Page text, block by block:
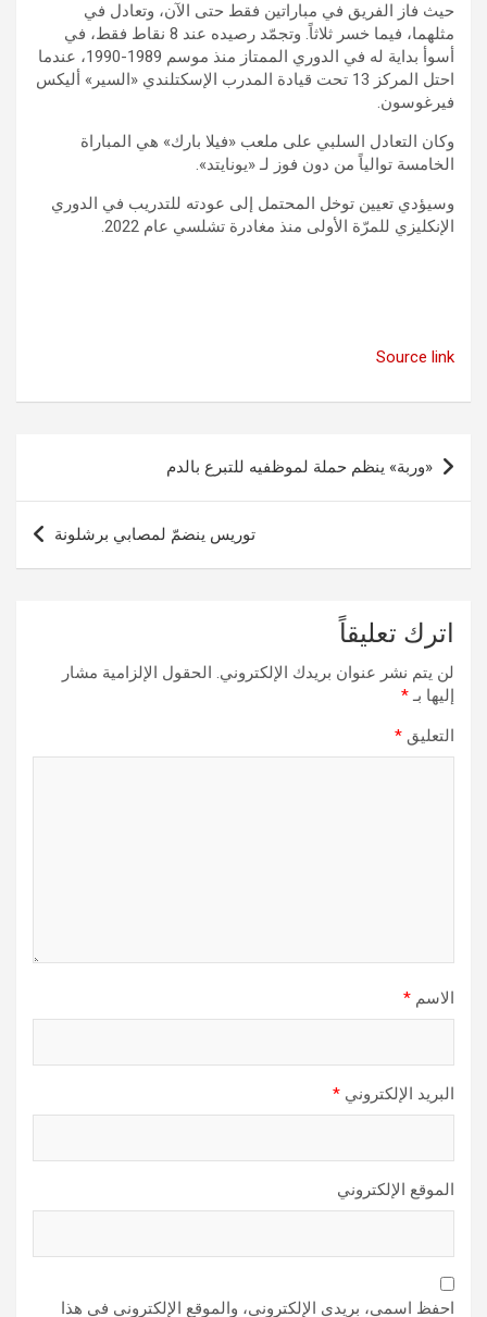
حيث فاز الفريق في مباراتين فقط حتى الآن، وتعادل في
مثلهما، فيما خسر ثلاثاً. وتجمّد رصيده عند 8 نقاط فقط، في
أسوأ بداية له في الدوري الممتاز منذ موسم 1989-1990، عندما
احتل المركز 13 تحت قيادة المدرب الإسكتلندي «السير» أليكس
فيرغوسون.
وكان التعادل السلبي على ملعب «فيلا بارك» هي المباراة
الخامسة توالياً من دون فوز لـ «يونايتد».
وسيؤدي تعيين توخل المحتمل إلى عودته للتدريب في الدوري
الإنكليزي للمرّة الأولى منذ مغادرة تشلسي عام 2022.
Source link
تصفّح
المقالات
«وربة» ينظم حملة لموظفيه للتبرع بالدم
توريس ينضمّ لمصابي برشلونة
اترك تعليقاً
لن يتم نشر عنوان بريدك الإلكتروني. الحقول الإلزامية مشار
إليها بـ*
التعليق *
الاسم *
البريد الإلكتروني *
الموقع الإلكتروني
احفظ اسمي، بريدي الإلكتروني، والموقع الإلكتروني في هذا